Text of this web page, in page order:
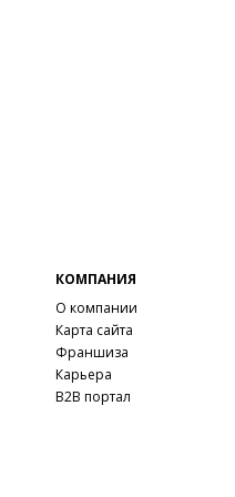
КОМПАНИЯ
О компании
Карта сайта
Франшиза
Карьера
B2B портал